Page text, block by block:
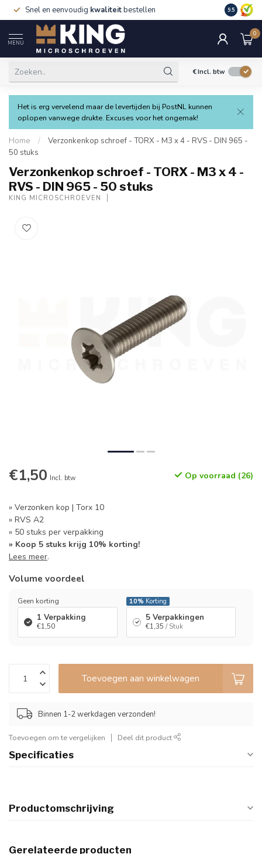
Snel en eenvoudig kwaliteitbestellen 9.5
MENU
0
€Incl. btw
Het is erg vervelend maar de levertijden bij PostNL kunnen
oplopen vanwege drukte. Excuses voor het ongemak!
Home /
Verzonkenkop schroef - TORX - M3 x 4 - RVS - DIN 965 -
50 stuks
Verzonkenkop schroef - TORX - M3 x 4 -
RVS - DIN 965 - 50 stuks
KING MICROSCHROEVEN
€1,50 Incl. btw Op voorraad (26)
» Verzonken kop | Torx 10
» RVS A2
» 50 stuks per verpakking
» Koop 5 stuks krijg 10% korting!
Lees meer.
Volume voordeel
Geen korting
1 Verpakking
€1,50
10% Korting
5 Verpakkingen
€1,35 / Stuk
Toevoegen aan winkelwagen
Binnen 1-2 werkdagen verzonden!
Toevoegen om te vergelijken Deel dit product
Specificaties
Productomschrijving
Gerelateerde producten